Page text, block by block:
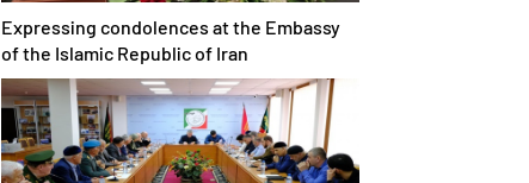
Expressing condolences at the Embassy
of the Islamic Republic of Iran